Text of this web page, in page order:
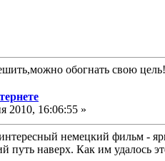
обогнать свою
2010, 16:06:55 »
немецкий фильм -
путь наверх. Как им удалось